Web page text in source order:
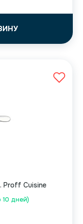
дней)
Proff Cuisine